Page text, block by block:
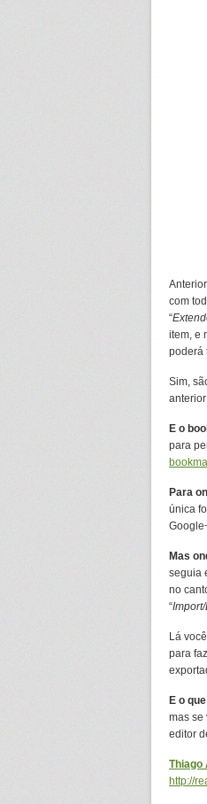
com
“
item, e
poderá
Sim,
E o
para
Para
única
Mas
seguia
no
“
Lá
para
E o
mas se
editor
Thiago
http://